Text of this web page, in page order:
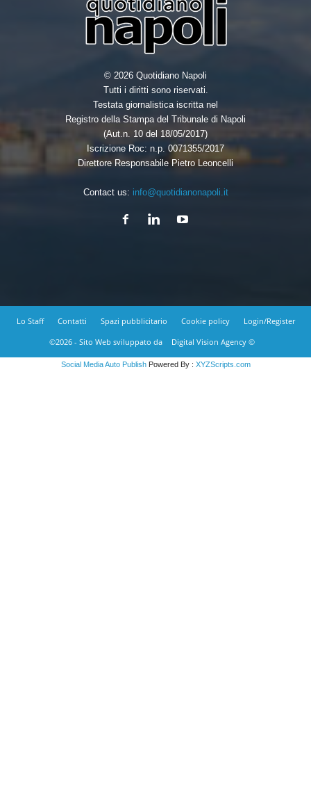
© 2026 Quotidiano Napoli
Tutti i diritti sono riservati.
Testata giornalistica iscritta nel
Registro della Stampa del Tribunale di Napoli
(Aut.n. 10 del 18/05/2017)
Iscrizione Roc: n.p. 0071355/2017
Direttore Responsabile Pietro Leoncelli
Contact us: info@quotidianonapoli.it
Lo Staff Contatti Spazi pubblicitario Cookie policy
Login/Register
©2026 - Sito Web sviluppato da
Digital Vision Agency ©
Social Media Auto PublishPowered By : XYZScripts.com